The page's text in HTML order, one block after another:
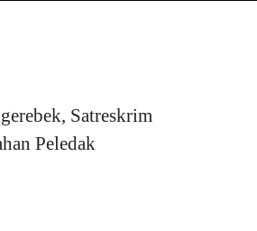
Satreskrim
Peledak